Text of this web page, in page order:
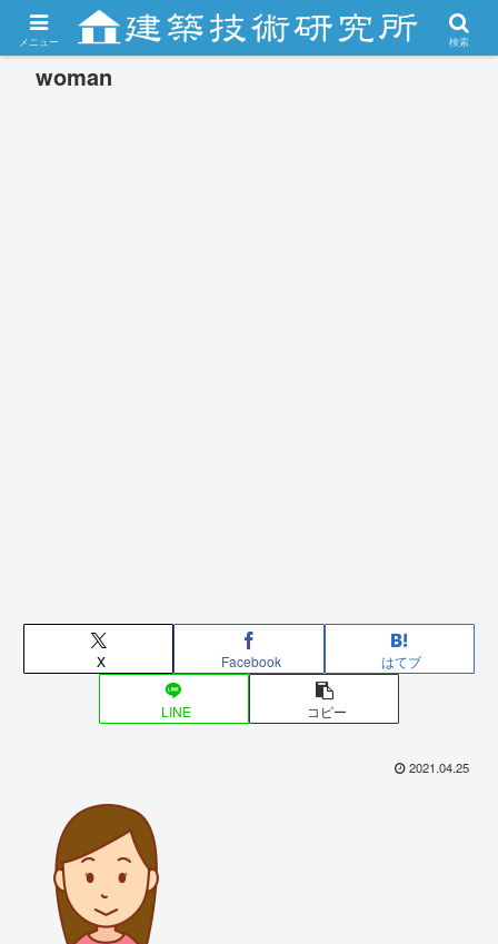
woman
X Facebook はてブ
LINE コピー
2021.04.25
メニュー 検索